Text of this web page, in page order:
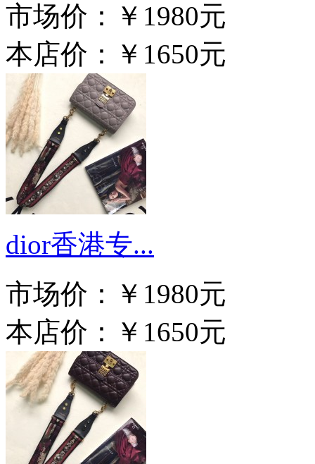
市场价：
￥1980元
本店价：
￥1650元
dior香港专...
市场价：
￥1980元
本店价：
￥1650元